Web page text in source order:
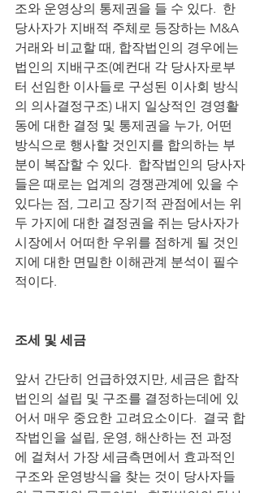
조와 운영상의 통제권을 들 수 있다.  한
당사자가 지배적 주체로 등장하는 M&A
거래와 비교할 때, 합작법인의 경우에는
법인의 지배구조(예컨대 각 당사자로부
터 선임한 이사들로 구성된 이사회 방식
의 의사결정구조) 내지 일상적인 경영활
동에 대한 결정 및 통제권을 누가, 어떤
방식으로 행사할 것인지를 합의하는 부
분이 복잡할 수 있다.  합작법인의 당사자
들은 때로는 업계의 경쟁관계에 있을 수
있다는 점, 그리고 장기적 관점에서는 위
두 가지에 대한 결정권을 쥐는 당사자가
시장에서 어떠한 우위를 점하게 될 것인
지에 대한 면밀한 이해관계 분석이 필수
적이다.
조세 및 세금
앞서 간단히 언급하였지만, 세금은 합작
법인의 설립 및 구조를 결정하는데에 있
어서 매우 중요한 고려요소이다.  결국 합
작법인을 설립, 운영, 해산하는 전 과정
에 걸쳐서 가장 세금측면에서 효과적인
구조와 운영방식을 찾는 것이 당사자들